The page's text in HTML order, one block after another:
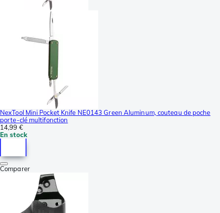
NexTool Mini Pocket Knife NE0143 Green Aluminum, couteau de poche
porte-clé multifonction
14,99 €
En stock
Comparer